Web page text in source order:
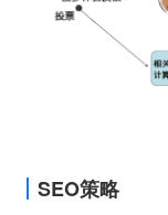
SEO策略